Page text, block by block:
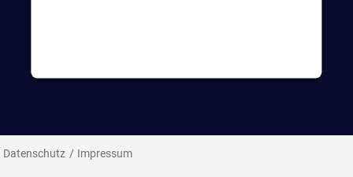
Datenschutz Impressum